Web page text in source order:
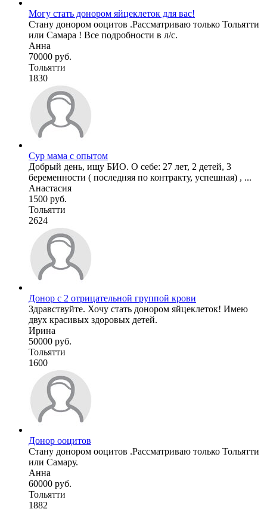
Могу стать донором яйцеклеток для вас!
Стану донором ооцитов .Рассматриваю только Тольятти
или Самара ! Все подробности в л/с.
Анна
70000 руб.
Тольятти
1830
Сур мама с опытом
Добрый день, ищу БИО. О себе: 27 лет, 2 детей, 3
беременности ( последняя по контракту, успешная) , ...
Анастасия
1500 руб.
Тольятти
2624
Донор с 2 отрицательной группой крови
Здравствуйте. Хочу стать донором яйцеклеток! Имею
двух красивых здоровых детей.
Ирина
50000 руб.
Тольятти
1600
Донор ооцитов
Стану донором ооцитов .Рассматриваю только Тольятти
или Самару.
Анна
60000 руб.
Тольятти
1882